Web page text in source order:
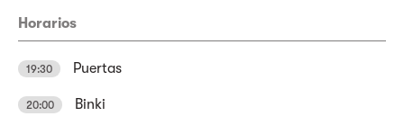
Horarios
19:30 Puertas
20:00 Binki